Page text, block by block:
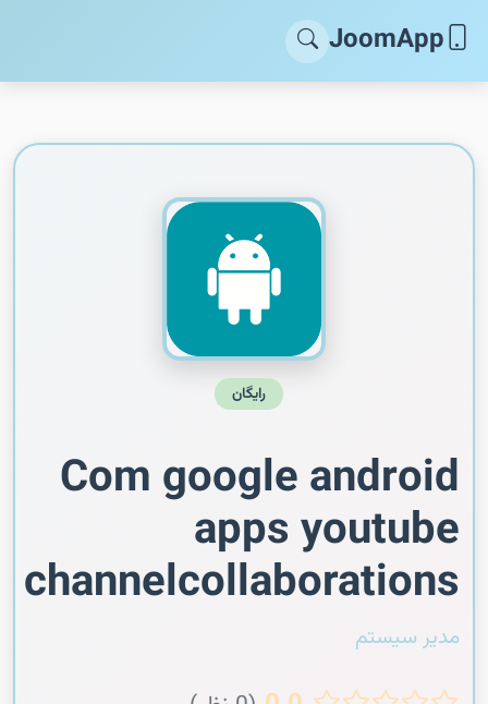
JoomApp
رایگان
Com google android
apps youtube
channelcollaborations
مدیر سیستم